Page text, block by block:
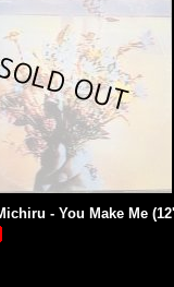
- You Make Me